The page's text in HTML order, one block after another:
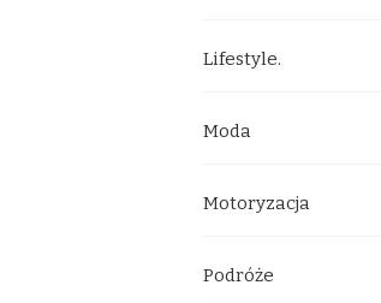
Lifestyle.
Moda
Motoryzacja
Podróże